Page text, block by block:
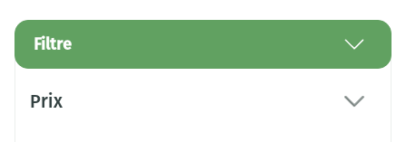
Filtre
Prix